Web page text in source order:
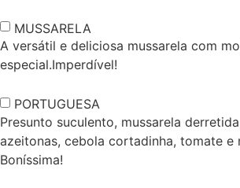
MUSSARELA
A versátil e deliciosa mussarela com
especial.Imperdível!
PORTUGUESA
Presunto suculento, mussarela
azeitonas, cebola cortadinha, tomate e
Boníssima!